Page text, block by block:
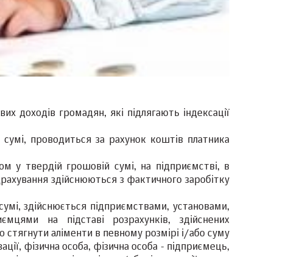
доходів громадян, які підлягають індексації
сумі, проводиться за рахунок коштів платника
у твердій грошовій сумі, на підприємстві, в
здійснюються з фактичного заробітку
здійснюється підприємствами, установами,
на підставі розрахунків, здійснених
аліменти в певному розмірі і/або суму
фізична особа, фізична особа - підприємець,